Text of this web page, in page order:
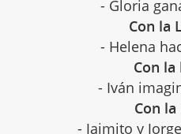
- Gloria
Con la
- Helena
Con
- Iván
Con la
- Jaimito y